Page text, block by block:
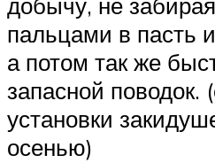
пальцами в пасть
а потом так же
запасной поводок.
установки
осенью)